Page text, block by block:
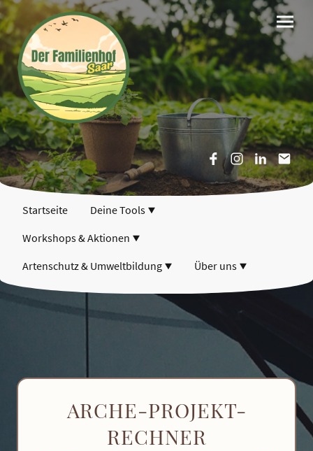
Startseite
Deine Tools
Workshops & Aktionen
Artenschutz & Umweltbildung
Über uns
ARCHE-PROJEKT-
RECHNER